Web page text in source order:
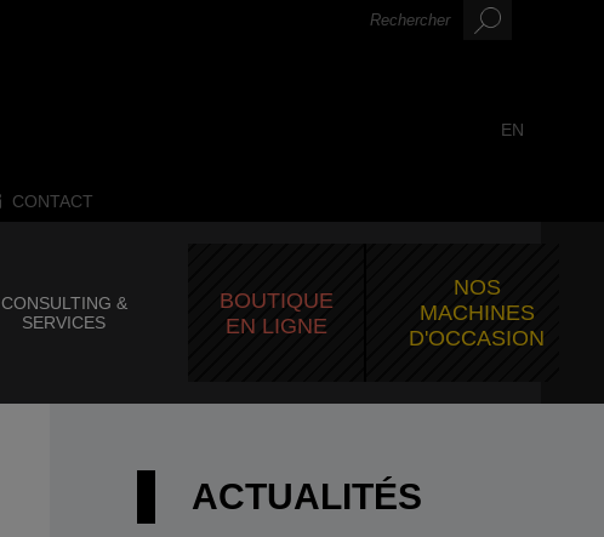
CONTACT
EN
CONSULTING &
SERVICES
BOUTIQUE
EN LIGNE
NOS
MACHINES
D'OCCASION
ACTUALITÉS